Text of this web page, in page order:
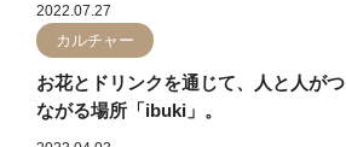
2022.07.27
カルチャー
お花とドリンクを通じて、人と人がつ
ながる場所「ibuki」。